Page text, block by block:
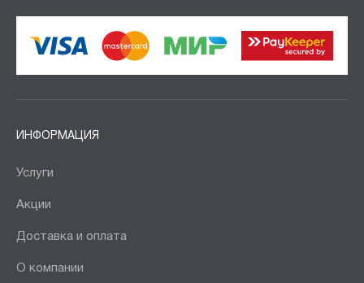
ИНФОРМАЦИЯ
Услуги
Акции
Доставка и оплата
О компании